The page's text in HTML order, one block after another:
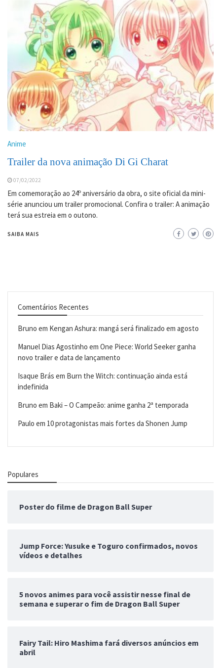
Anime
Trailer da nova animação Di Gi Charat
07/02/2022
Em comemoração ao 24º aniversário da obra, o site oficial da mini-
série anunciou um trailer promocional. Confira o trailer: A animação
terá sua estreia em o outono.
SAIBA MAIS
Comentários Recentes
Bruno em Kengan Ashura: mangá será finalizado em agosto
Manuel Dias Agostinho em One Piece: World Seeker ganha
novo trailer e data de lançamento
Isaque Brás em Burn the Witch: continuação ainda está
indefinida
Bruno em Baki – O Campeão: anime ganha 2ª temporada
Paulo em 10 protagonistas mais fortes da Shonen Jump
Populares
Poster do filme de Dragon Ball Super
Jump Force: Yusuke e Toguro confirmados, novos
vídeos e detalhes
5 novos animes para você assistir nesse final de
semana e superar o fim de Dragon Ball Super
Fairy Tail: Hiro Mashima fará diversos anúncios em
abril